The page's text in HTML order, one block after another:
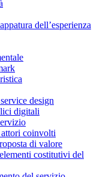
dell’esperienza
design
digitali
coinvolti
di valore
costitutivi del